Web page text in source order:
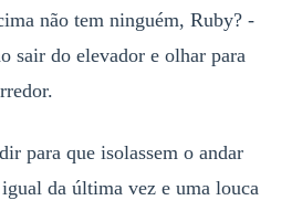
não tem ninguém, Ruby? -
sair do elevador e olhar para
para que isolassem o andar
da última vez e uma louca